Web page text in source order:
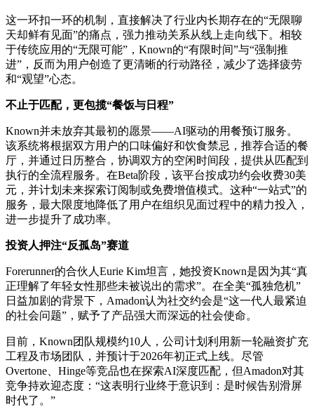
这一环扣一环的机制，直接解决了行业内长期存在的“无限聊
天却鲜有见面”的痛点，强力推动关系从线上走向线下。相较
于传统应用的“无限可能”，Known的“有限时间”与“强制推
进”，反而为用户创造了更清晰的行动路径，减少了选择疲劳
和“观望”心态。
不止于匹配，更包揽“餐饭与日程”
Known并未放弃其最初的愿景——AI驱动的用餐预订服务。
该系统将根据双方用户的口味偏好和饮食禁忌，推荐合适的餐
厅，并通过日历整合，协调双方的空闲时间段，提供从匹配到
执行的全流程服务。在Beta阶段，该平台按成功约会收费30美
元，并计划未来探索订阅制或免费增值模式。这种“一站式”的
服务，最大限度地降低了用户在组织见面过程中的精力投入，
进一步提升了成功率。
投资人押注“反孤岛”赛道
Forerunner的合伙人Eurie Kim坦言，她投资Known是因为其“真
正理解了年轻女性那些未被说出的需求”。在全美“孤独危机”
日益加剧的背景下，Amadon认为社交约会是“这一代人最紧迫
的社会问题”，赋予了产品强大而深远的社会使命。
目前，Known团队规模约10人，公司计划利用新一轮融资扩充
工程及市场团队，并预计于2026年初正式上线。尽管
Overtone、Hinge等竞品也在探索AI深度匹配，但Amadon对其
竞争持欢迎态度：“这表明行业终于意识到：是时候告别滑屏
时代了。”